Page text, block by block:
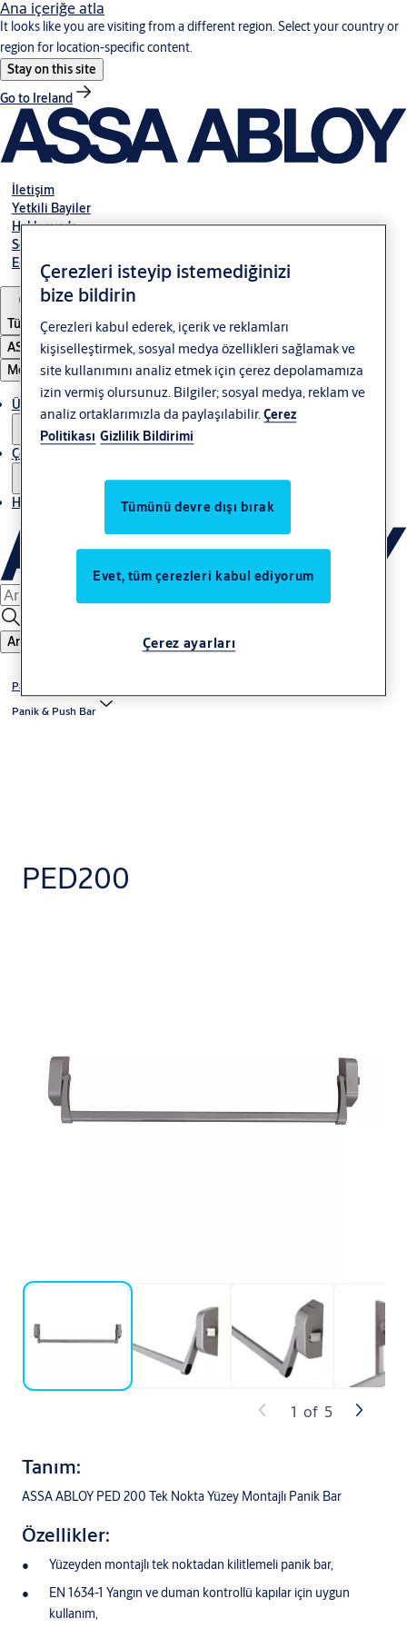
Ana içeriğe atla
It looks like you are visiting from a different region. Select your country or
region for location-specific content.
Stay on this site
Go to Ireland
İletişim
Yetkili Bayiler
Hakkımızda
Servis
E-Tahsilat
Türkiye
ASSA ABLOY Group
Menü
Ürünler
Çözümler
Haberler
Ara
Panik Çıkış Aksesuarları
Panik & Push Bar
PED200
Tanım:
ASSA ABLOY PED 200 Tek Nokta Yüzey Montajlı Panik Bar
Özellikler:
Yüzeyden montajlı tek noktadan kilitlemeli panik bar,
EN 1634-1 Yangın ve duman kontrollü kapılar için uygun
kullanım,
1 of 5
Çerezleri isteyip istemediğinizi
bize bildirin
Çerezleri kabul ederek, içerik ve reklamları
kişiselleştirmek, sosyal medya özellikleri sağlamak ve
site kullanımını analiz etmek için çerez depolamamıza
izin vermiş olursunuz. Bilgiler; sosyal medya, reklam ve
analiz ortaklarımızla da paylaşılabilir.Çerez
Politikası Gizlilik Bildirimi
Tümünü devre dışı bırak
Evet, tüm çerezleri kabul ediyorum
Çerez ayarları